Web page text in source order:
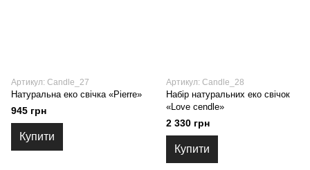
Артикул: Candle_27
Натуральна еко свічка «Pierre»
945 грн
Купити
Артикул: Candle_28
Набір натуральних еко свічок
«Love cendle»
2 330 грн
Купити